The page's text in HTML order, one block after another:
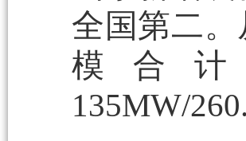
全国第二
模合计
135MW/